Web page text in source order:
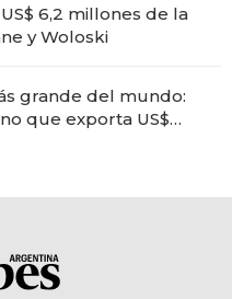
6,2 millones de la
y Woloski
grande del mundo:
que exporta US$